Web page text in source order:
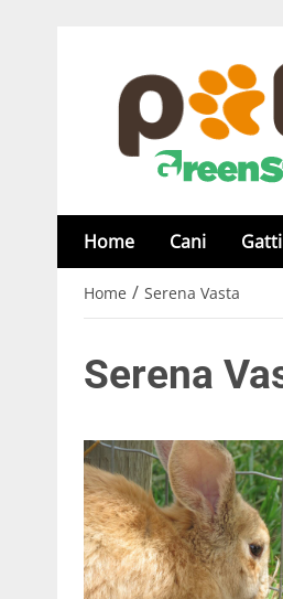
Home Cani Gatti
Home / Serena Vasta
Serena